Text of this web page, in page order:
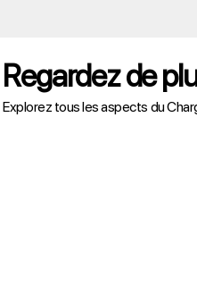
Regardez de
Explorez tous les aspects du